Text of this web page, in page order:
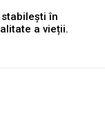
în
a vieții.